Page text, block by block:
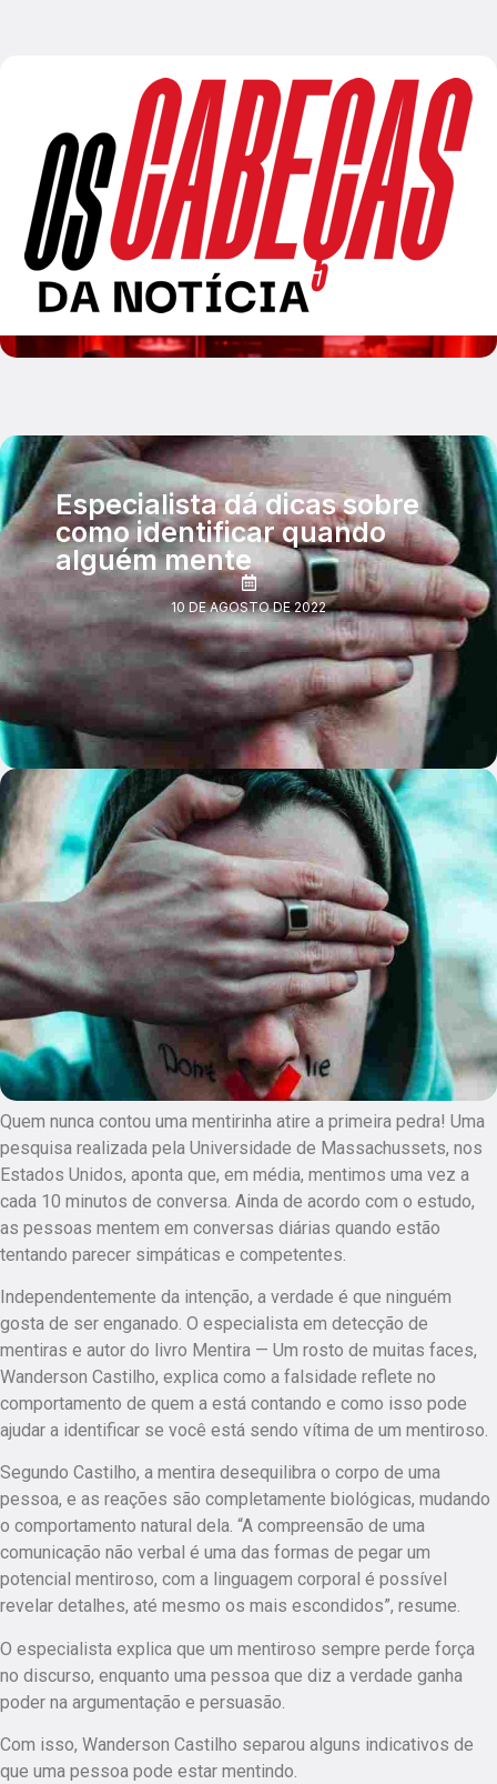
Especialista dá dicas sobre
como identificar quando
alguém mente
10 DE AGOSTO DE 2022
Quem nunca contou uma mentirinha atire a primeira pedra! Uma
pesquisa realizada pela Universidade de Massachussets, nos
Estados Unidos, aponta que, em média, mentimos uma vez a
cada 10 minutos de conversa. Ainda de acordo com o estudo,
as pessoas mentem em conversas diárias quando estão
tentando parecer simpáticas e competentes.
Independentemente da intenção, a verdade é que ninguém
gosta de ser enganado. O especialista em detecção de
mentiras e autor do livro Mentira — Um rosto de muitas faces,
Wanderson Castilho, explica como a falsidade reflete no
comportamento de quem a está contando e como isso pode
ajudar a identificar se você está sendo vítima de um mentiroso.
Segundo Castilho, a mentira desequilibra o corpo de uma
pessoa, e as reações são completamente biológicas, mudando
o comportamento natural dela. “A compreensão de uma
comunicação não verbal é uma das formas de pegar um
potencial mentiroso, com a linguagem corporal é possível
revelar detalhes, até mesmo os mais escondidos”, resume.
O especialista explica que um mentiroso sempre perde força
no discurso, enquanto uma pessoa que diz a verdade ganha
poder na argumentação e persuasão.
Com isso, Wanderson Castilho separou alguns indicativos de
que uma pessoa pode estar mentindo.